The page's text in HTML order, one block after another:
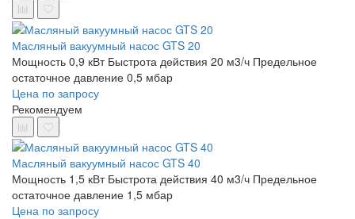
Масляный вакуумный насос GTS 20
Мощность 0,9 кВт Быстрота действия 20 м3/ч Предельное
остаточное давление 0,5 мбар
Цена по запросу
Рекомендуем
Масляный вакуумный насос GTS 40
Мощность 1,5 кВт Быстрота действия 40 м3/ч Предельное
остаточное давление 1,5 мбар
Цена по запросу